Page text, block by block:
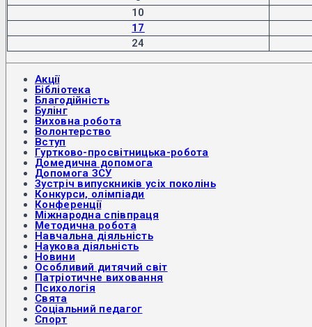
10
17
24
Акції
Бібліотека
Благодійність
Булінг
Виховна робота
Волонтерство
Вступ
Гуртково-просвітницька-робота
Домедична допомога
Допомога ЗСУ
Зустріч випускників усіх поколінь
Конкурси, олімпіади
Конференції
Міжнародна співпраця
Методична робота
Навчальна діяльність
Наукова діяльність
Новини
Особливий дитячий світ
Патріотичне виховання
Психологія
Свята
Соціальний педагог
Спорт